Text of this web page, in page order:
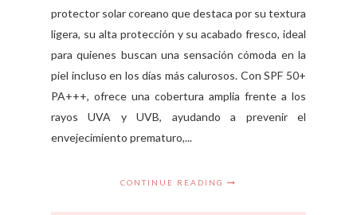
protector solar coreano que destaca por su textura
ligera, su alta protección y su acabado fresco, ideal
para quienes buscan una sensación cómoda en la
piel incluso en los días más calurosos. Con SPF 50+
PA+++, ofrece una cobertura amplia frente a los
rayos UVA y UVB, ayudando a prevenir el
envejecimiento prematuro,...
CONTINUE READING